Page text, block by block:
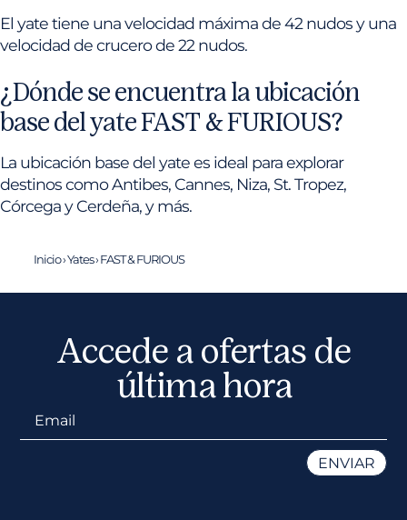
El yate tiene una velocidad máxima de 42 nudos y una
velocidad de crucero de 22 nudos.
¿Dónde se encuentra la ubicación
base del yate FAST & FURIOUS?
La ubicación base del yate es ideal para explorar
destinos como Antibes, Cannes, Niza, St. Tropez,
Córcega y Cerdeña, y más.
Inicio›Yates›FAST & FURIOUS
Accede a ofertas de
última hora